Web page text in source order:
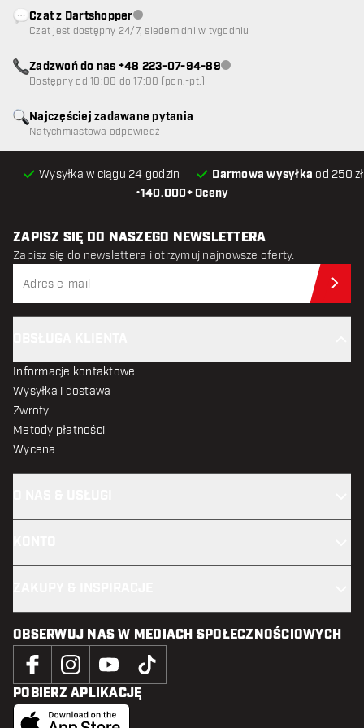
•140.000+ Oceny
Wysyłka w ciągu 24 godzin Darmowa wysyłka od 250
Najczęściej zadawane pytania
Natychmiastowa odpowiedź
Czat z DartshopperObsługa klienta niedostępna
Czat jest dostępny 24/7, siedem dni w tygodniu
Zadzwoń do nas +48 223-07-94-89Obsługa klienta niedostępna
Dostępny od 10:00 do 17:00 (pon.-pt.)
ZAPISZ SIĘ DO NASZEGO NEWSLETTERA
Zapisz się do newslettera i otrzymuj najnowsze oferty.
Informacje kontaktowe
Wysyłka i dostawa
Zwroty
Metody płatności
Wycena
OBSERWUJ NAS W MEDIACH SPOŁECZNOŚCIOWYCH
POBIERZ APLIKACJĘ